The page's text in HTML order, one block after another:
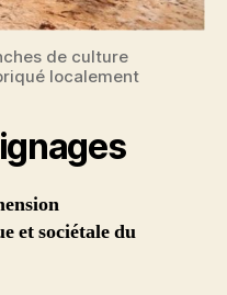
de culture
localement
et sociétale du